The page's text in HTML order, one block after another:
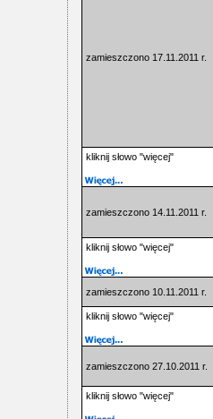
zamieszczono 17.11.2011 r.
kliknij słowo "więcej"
zamieszczono 14.11.2011 r.
kliknij słowo "więcej"
zamieszczono 10.11.2011 r.
kliknij słowo "więcej"
zamieszczono 27.10.2011 r.
kliknij słowo "więcej"